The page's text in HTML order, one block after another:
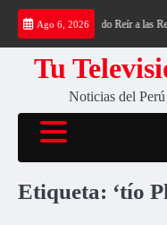
Saltar
contenido
Ago 6, 2026
que Está Haciendo Reír a las
Tu
Noticias del
Etiqueta: ‘tío